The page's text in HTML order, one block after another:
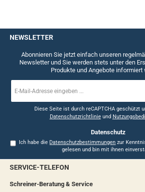
NEWSLETTER
Abonnieren Sie jetzt einfach unseren
Newsletter und Sie werden stets unter den
Produkte und Angebote informiert
Mail-
Diese Seite ist durch reCAPTCHA geschützt
Datenschutzrichtlinieund
Datenschutz
Ich habe die Datenschutzbestimmungen zur
gelesen und bin mit ihnen
SERVICE-TELEFON
Schreiner-Beratung & Service